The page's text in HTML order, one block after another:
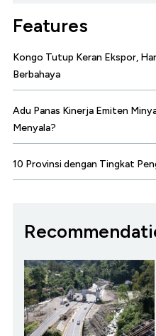
Features
Kongo Tutup Keran Ekspor,
Berbahaya
Adu Panas Kinerja Emiten
Menyala?
10 Provinsi dengan Tingkat